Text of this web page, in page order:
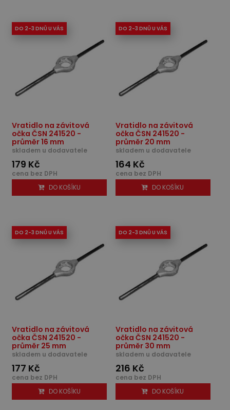
DO 2-3 DNŮ U VÁS
Vratidlo na závitová
očka ČSN 241520 -
průměr 16 mm
skladem u dodavatele
179 Kč
cena bez DPH
DO KOŠÍKU
DO 2-3 DNŮ U VÁS
Vratidlo na závitová
očka ČSN 241520 -
průměr 20 mm
skladem u dodavatele
164 Kč
cena bez DPH
DO KOŠÍKU
DO 2-3 DNŮ U VÁS
Vratidlo na závitová
očka ČSN 241520 -
průměr 25 mm
skladem u dodavatele
177 Kč
cena bez DPH
DO KOŠÍKU
DO 2-3 DNŮ U VÁS
Vratidlo na závitová
očka ČSN 241520 -
průměr 30 mm
skladem u dodavatele
216 Kč
cena bez DPH
DO KOŠÍKU